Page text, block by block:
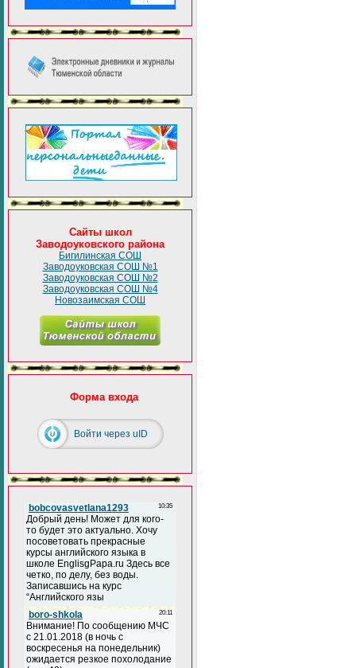
Сайты школ
Заводоуковского района
Бигилинская СОШ
Заводоуковская СОШ №1
Заводоуковская СОШ №2
Заводоуковская СОШ №4
Новозаимская СОШ
Форма входа
Войти через uID